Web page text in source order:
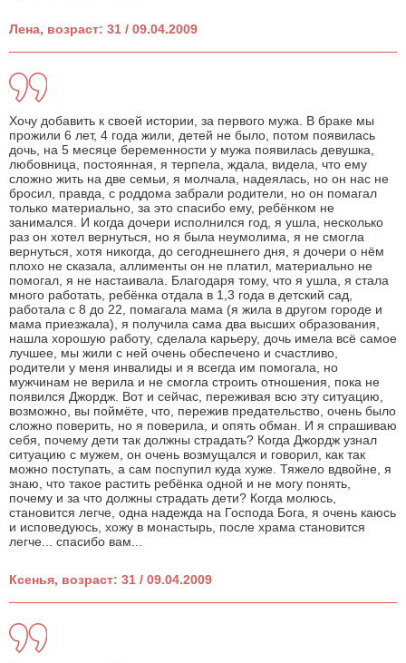
Лена, возраст: 31 / 09.04.2009
Хочу добавить к своей истории, за первого мужа. В браке мы
прожили 6 лет, 4 года жили, детей не было, потом появилась
дочь, на 5 месяце беременности у мужа появилась девушка,
любовница, постоянная, я терпела, ждала, видела, что ему
сложно жить на две семьи, я молчала, надеялась, но он нас не
бросил, правда, с роддома забрали родители, но он помагал
только материально, за это спасибо ему, ребёнком не
занимался. И когда дочери исполнился год, я ушла, несколько
раз он хотел вернуться, но я была неумолима, я не смогла
вернуться, хотя никогда, до сегоднешнего дня, я дочери о нём
плохо не сказала, аллименты он не платил, материально не
помогал, я не настаивала. Благодаря тому, что я ушла, я стала
много работать, ребёнка отдала в 1,3 года в детский сад,
работала с 8 до 22, помагала мама (я жила в другом городе и
мама приезжала), я получила сама два высших образования,
нашла хорошую работу, сделала карьеру, дочь имела всё самое
лучшее, мы жили с ней очень обеспечено и счастливо,
родители у меня инвалиды и я всегда им помогала, но
мужчинам не верила и не смогла строить отношения, пока не
появился Джордж. Вот и сейчас, переживая всю эту ситуацию,
возможно, вы поймёте, что, пережив предательство, очень было
сложно поверить, но я поверила, и опять обман. И я спрашиваю
себя, почему дети так должны страдать? Когда Джордж узнал
ситуацию с мужем, он очень возмущался и говорил, как так
можно поступать, а сам поспупил куда хуже. Тяжело вдвойне, я
знаю, что такое растить ребёнка одной и не могу понять,
почему и за что должны страдать дети? Когда молюсь,
становится легче, одна надежда на Господа Бога, я очень каюсь
и исповедуюсь, хожу в монастырь, после храма становится
легче... спасибо вам...
Ксенья, возраст: 31 / 09.04.2009